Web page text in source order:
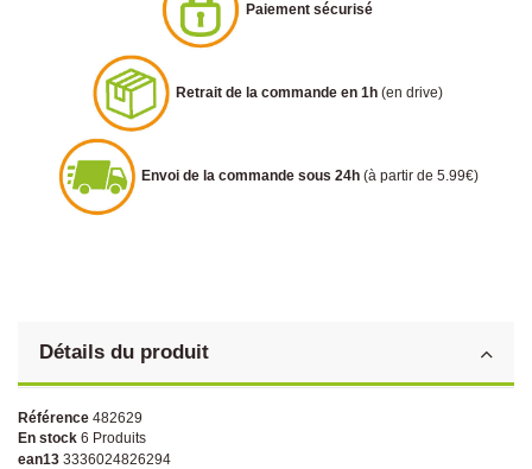
Paiement sécurisé
Retrait de la commande en 1h (en drive)
Envoi de la commande sous 24h (à partir de 5.99€)
Détails du produit
Référence 482629
En stock 6 Produits
ean13 3336024826294